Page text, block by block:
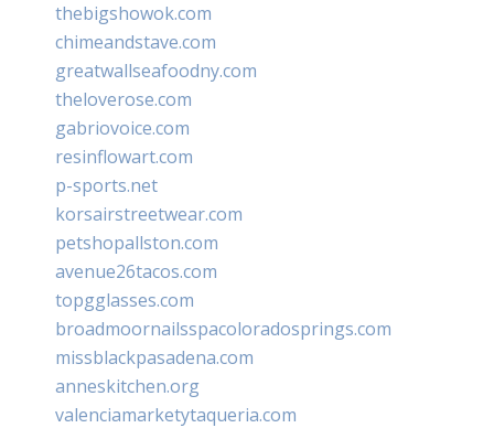
thebigshowok.com
chimeandstave.com
greatwallseafoodny.com
theloverose.com
gabriovoice.com
resinflowart.com
p-sports.net
korsairstreetwear.com
petshopallston.com
avenue26tacos.com
topgglasses.com
broadmoornailsspacoloradosprings.com
missblackpasadena.com
anneskitchen.org
valenciamarketytaqueria.com